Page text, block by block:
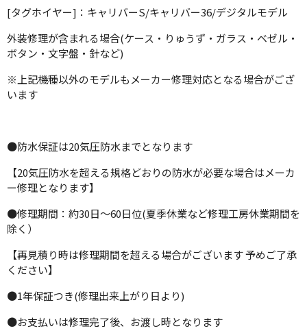
[タグホイヤー]：キャリバーS/キャリバー36/デジタルモデル
外装修理が含まれる場合(ケース・りゅうず・ガラス・ベゼル・
ボタン・文字盤・針など)
※上記機種以外のモデルもメーカー修理対応となる場合がござ
います
●防水保証は20気圧防水までとなります
【20気圧防水を超える規格どおりの防水が必要な場合はメーカ
ー修理となります】
●修理期間：約30日～60日位(夏季休業など修理工房休業期間を
除く）
【再見積り時は修理期間を超える場合がございます 予めご了承
ください】
●1年保証つき(修理出来上がり日より)
●お支払いは修理完了後、お渡し時となります